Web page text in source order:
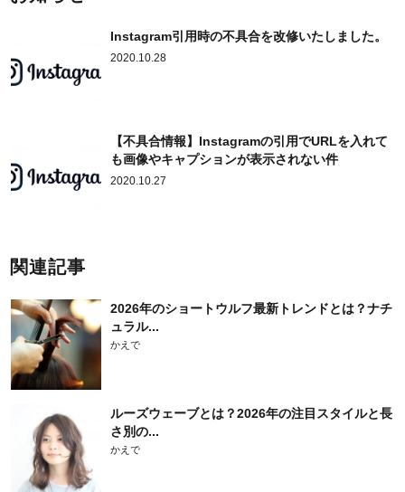
Instagram引用時の不具合を改修いたしました。
2020.10.28
【不具合情報】Instagramの引用でURLを入れて
も画像やキャプションが表示されない件
2020.10.27
関連記事
2026年のショートウルフ最新トレンドとは？ナチ
ュラル...
かえで
ルーズウェーブとは？2026年の注目スタイルと長
さ別の...
かえで